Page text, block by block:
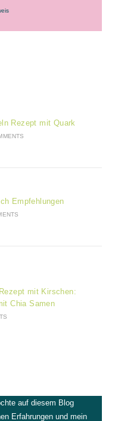
Rezept mit Quark
Empfehlungen
mit Kirschen:
Chia Samen
auf diesem Blog
Erfahrungen und mein